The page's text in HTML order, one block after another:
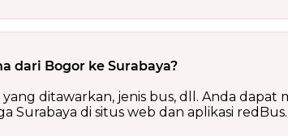
dari Bogor ke Surabaya?
ditawarkan, jenis bus, dll. Anda dapat
di situs web dan aplikasi redBus.